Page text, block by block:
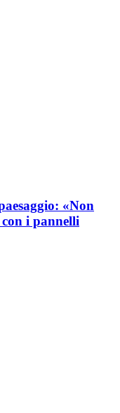
«Non
i pannelli